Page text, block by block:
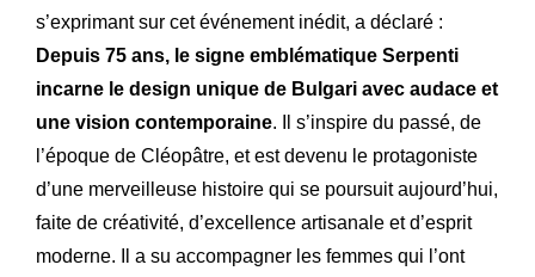
s’exprimant sur cet événement inédit, a déclaré :
Depuis 75 ans, le signe emblématique Serpenti
incarne le design unique de Bulgari avec audace et
une vision contemporaine. Il s’inspire du passé, de
l’époque de Cléopâtre, et est devenu le protagoniste
d’une merveilleuse histoire qui se poursuit aujourd’hui,
faite de créativité, d’excellence artisanale et d’esprit
moderne. Il a su accompagner les femmes qui l’ont